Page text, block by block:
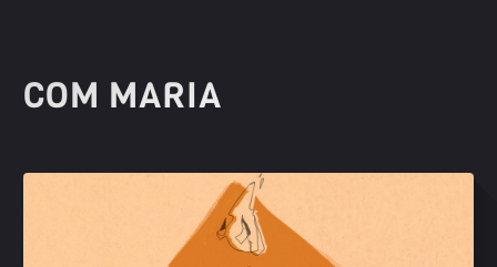
COM MARIA